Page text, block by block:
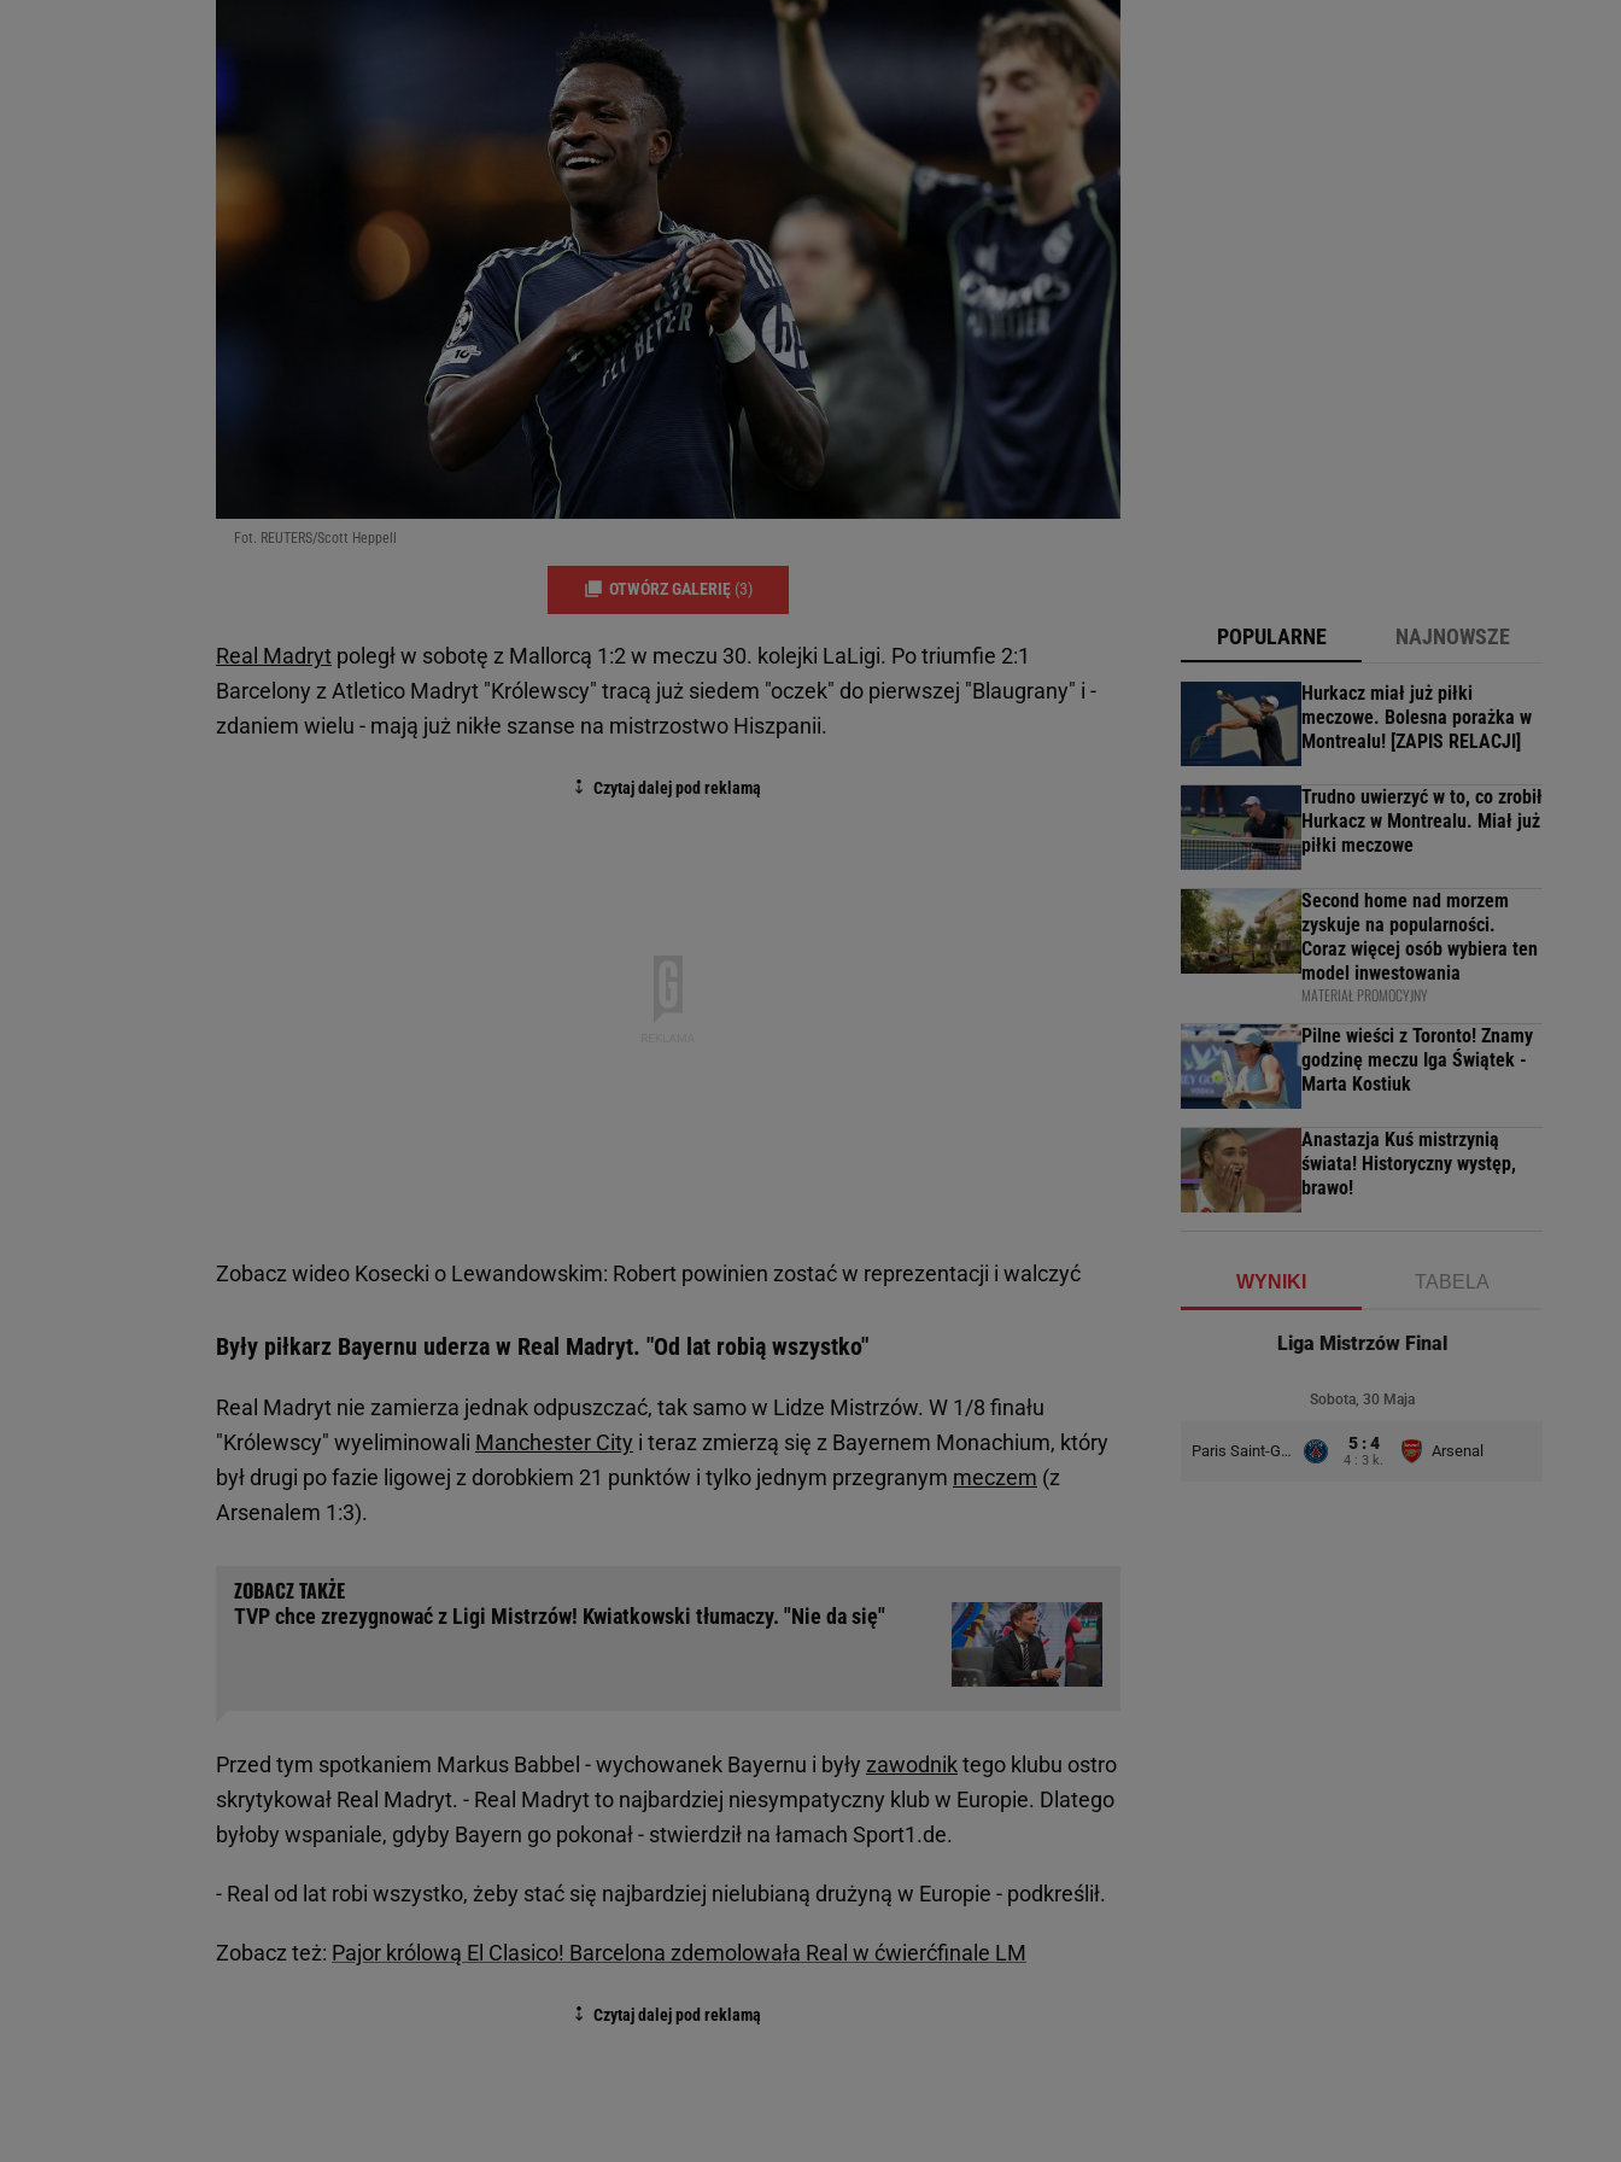
Fot. REUTERS/Scott Heppell
OTWÓRZ GALERIĘ (3)
Real Madryt poległ w sobotę z Mallorcą 1:2 w meczu 30. kolejki LaLigi. Po triumfie 2:1
Barcelony z Atletico Madryt "Królewscy" tracą już siedem "oczek" do pierwszej "Blaugrany" i -
zdaniem wielu - mają już nikłe szanse na mistrzostwo Hiszpanii.
Zobacz wideo Kosecki o Lewandowskim: Robert powinien zostać w reprezentacji i walczyć
Były piłkarz Bayernu uderza w Real Madryt. "Od lat robią wszystko"
Real Madryt nie zamierza jednak odpuszczać, tak samo w Lidze Mistrzów. W 1/8 finału
"Królewscy" wyeliminowali Manchester City i teraz zmierzą się z Bayernem Monachium, który
był drugi po fazie ligowej z dorobkiem 21 punktów i tylko jednym przegranym meczem (z
Arsenalem 1:3).
TVP chce zrezygnować z Ligi Mistrzów! Kwiatkowski tłumaczy. "Nie da się"
Przed tym spotkaniem Markus Babbel - wychowanek Bayernu i były zawodniktego klubu ostro
skrytykował Real Madryt. - Real Madryt to najbardziej niesympatyczny klub w Europie. Dlatego
byłoby wspaniale, gdyby Bayern go pokonał - stwierdził na łamach Sport1.de.
- Real od lat robi wszystko, żeby stać się najbardziej nielubianą drużyną w Europie - podkreślił.
Zobacz też: Pajor królową El Clasico! Barcelona zdemolowała Real w ćwierćfinale LM
POPULARNE NAJNOWSZE
Hurkacz miał już piłki
meczowe. Bolesna porażka w
Montrealu! [ZAPIS RELACJI]
Trudno uwierzyć w to, co zrobił
Hurkacz w Montrealu. Miał już
piłki meczowe
Second home nad morzem
zyskuje na popularności.
Coraz więcej osób wybiera ten
model inwestowania
MATERIAŁ PROMOCYJNY
Pilne wieści z Toronto! Znamy
godzinę meczu Iga Świątek -
Marta Kostiuk
Anastazja Kuś mistrzynią
świata! Historyczny występ,
brawo!
WYNIKI TABELA
Liga Mistrzów Final
Sobota, 30 Maja
Paris Saint-Germain 5 : 4
4 : 3 k.
Arsenal